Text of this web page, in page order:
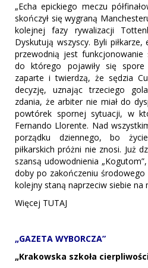
„Echa epickiego meczu
skończył się wygraną
kolejnej fazy rywalizacji
Dyskutują wszyscy. Byli
przewodnią jest funkcjonowanie
do którego pojawiły się
zaparte i twierdzą, że sędzia
decyzję, uznając trzeciego
zdania, że arbiter nie miał do
powtórek spornej sytuacji, w
Fernando Llorente. Nad
porządku dziennego, bo
piłkarskich próżni nie znosi. Już
szansą udowodnienia
doby po zakończeniu środowego
kolejny staną naprzeciw siebie na
Więcej TUTAJ
„GAZETA WYBORCZA”
„Krakowska szkoła